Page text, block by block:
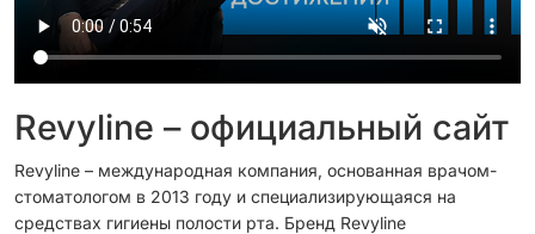
Revyline – официальный сайт
Revyline – международная компания, основанная врачом-
стоматологом в 2013 году и специализирующаяся на
средствах гигиены полости рта. Бренд Revyline